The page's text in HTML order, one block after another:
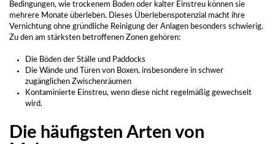
Bedingungen, wie trockenem Boden oder kalter Einstreu können sie
mehrere Monate überleben. Dieses Überlebenspotenzial macht ihre
Vernichtung ohne gründliche Reinigung der Anlagen besonders schwierig.
Zu den am stärksten betroffenen Zonen gehören:
Die Böden der Ställe und Paddocks
Die Wände und Türen von Boxen, insbesondere in schwer
zugänglichen Zwischenräumen
Kontaminierte Einstreu, wenn diese nicht regelmäßig gewechselt
wird.
Die häufigsten Arten von